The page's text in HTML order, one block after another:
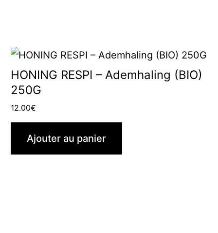
HONING RESPI – Ademhaling (BIO)
250G
12.00€
Ajouter au panier